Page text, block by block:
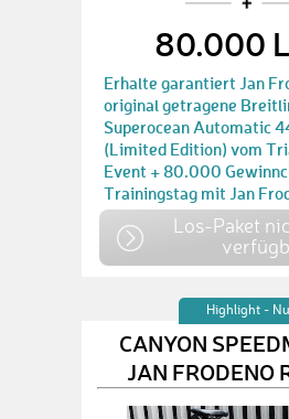
80.000
Erhalte garantiert Jan
original getragene
Superocean Automatic
(Limited Edition) vom
Event + 80.000
Trainingstag mit Jan
Los-Paket
Highlight -
CANYON
JAN FRODENO